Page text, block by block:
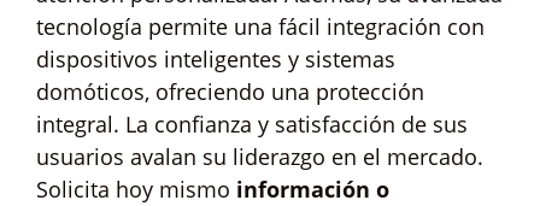
tecnología permite una fácil integración con
dispositivos inteligentes y sistemas
domóticos, ofreciendo una protección
integral. La confianza y satisfacción de sus
usuarios avalan su liderazgo en el mercado.
Solicita hoy mismo información o